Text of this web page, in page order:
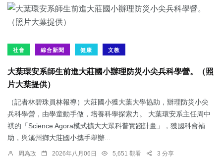
社會 綜合新聞 健康 文教
大葉環安系師生前進大莊國小辦理防災小尖兵科學營。（照
片大葉提供）
（記者林碧珠員林報導）大莊國小獲大葉大學協助，辦理防災小尖
兵科學營，由學童動手做，培養科學探索力。 大葉環安系主任周中
祺的「Science Agora模式擴大大眾科普實踐計畫」，獲國科會補
助，與溪州鄉大莊國小攜手舉辦...
周為政 2026年八月06日 5,651 觀看 3 分享